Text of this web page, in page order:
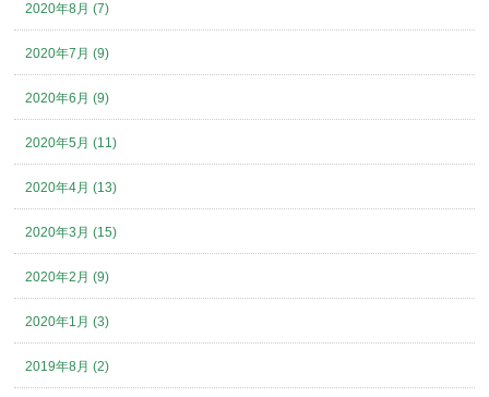
2020年8月 (7)
2020年7月 (9)
2020年6月 (9)
2020年5月 (11)
2020年4月 (13)
2020年3月 (15)
2020年2月 (9)
2020年1月 (3)
2019年8月 (2)